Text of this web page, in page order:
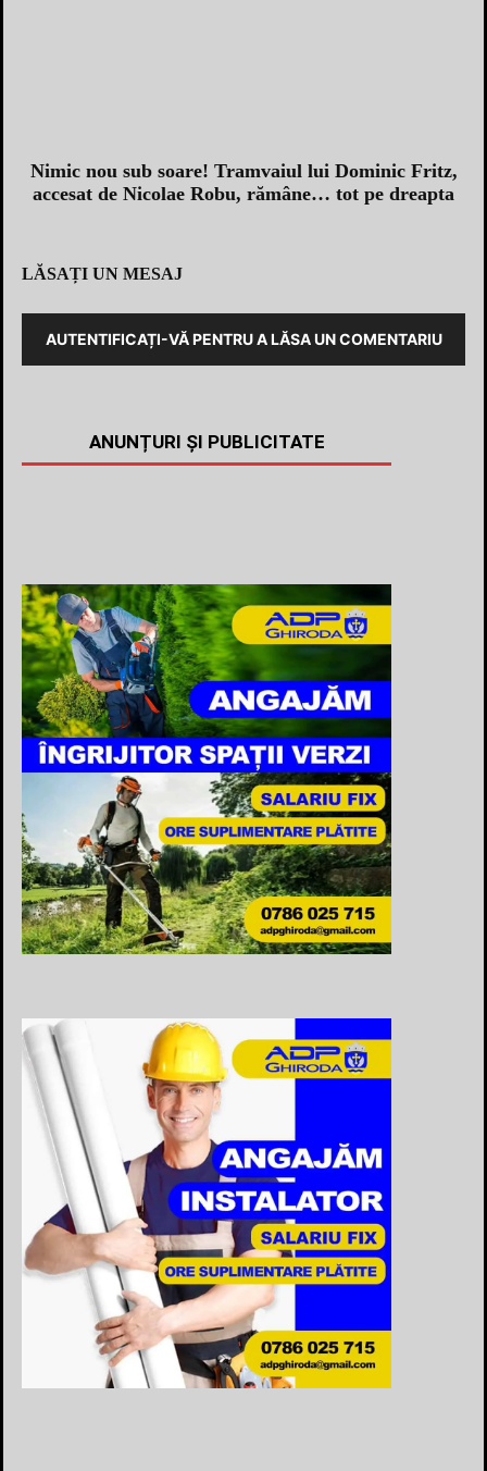
Nimic nou sub soare! Tramvaiul lui Dominic Fritz,
accesat de Nicolae Robu, rămâne… tot pe dreapta
LĂSAȚI UN MESAJ
AUTENTIFICAȚI-VĂ PENTRU A LĂSA UN COMENTARIU
ANUNȚURI ȘI PUBLICITATE